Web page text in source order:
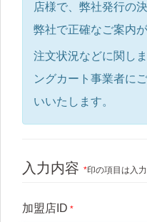
店様で、弊社発行の
弊社で正確なご案内
注文状況などに関し
ングカート事業者に
いいたします。
入力内容 *印の項目は入力
加盟店ID *